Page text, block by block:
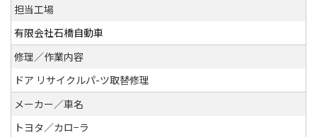
担当工場
有限会社石橋自動車
修理／作業内容
ドア リサイクルパ-ツ取替修理
メーカー／車名
トヨタ／カロ−ラ